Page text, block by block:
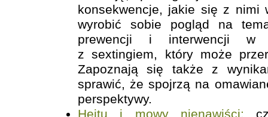
konsekwencje, jakie się z nimi
wyrobić sobie pogląd na
prewencji i interwencji w
z sextingiem, który może
Zapoznają się także z
sprawić, że spojrzą na
perspektywy.
Hejtu i mowy nienawiści: